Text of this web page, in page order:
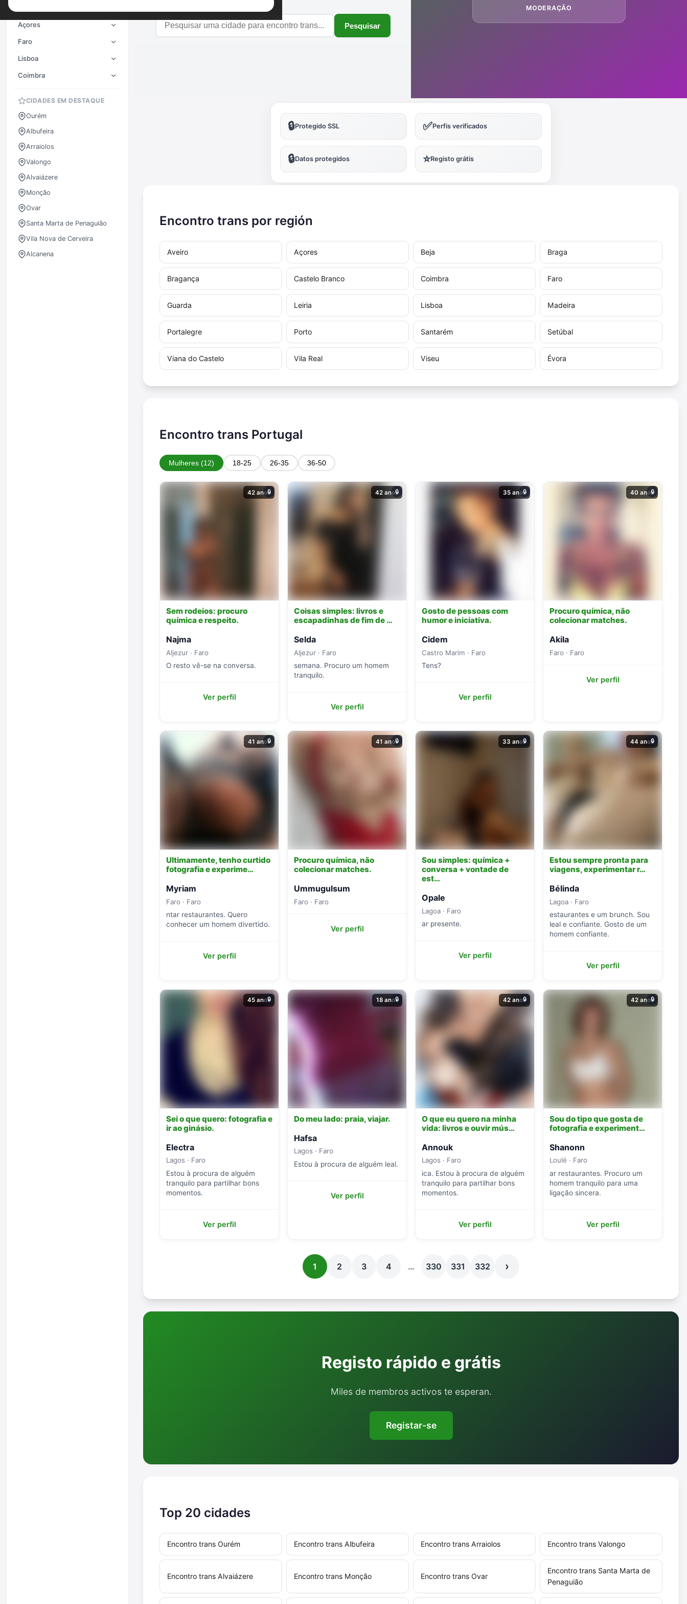
Açores
Faro
Lisboa
Coimbra
CIDADES EM DESTAQUE
Ourém
Albufeira
Arraiolos
Valongo
Alvaiázere
Monção
Ovar
Santa Marta de Penaguião
Vila Nova de Cerveira
Alcanena
Pesquisar
MODERAÇÃO
🔒Protegido SSL ✅Perfis verificados
🔒Datos protegidos ⭐Registo grátis
Encontro trans por región
Aveiro Açores Beja Braga
Bragança Castelo Branco Coimbra Faro
Guarda Leiria Lisboa Madeira
Portalegre Porto Santarém Setúbal
Viana do Castelo Vila Real Viseu Évora
Encontro trans Portugal
Mulheres (12) 18-25 26-35 36-50
42 anos
🔒
Sem rodeios: procuro
química e respeito.
Najma
Aljezur · Faro
O resto vê-se na conversa.
Ver perfil
42 anos
🔒
Coisas simples: livros e
escapadinhas de fim de …
Selda
Aljezur · Faro
semana. Procuro um homem
tranquilo.
Ver perfil
35 anos
🔒
Gosto de pessoas com
humor e iniciativa.
Cidem
Castro Marim · Faro
Tens?
Ver perfil
40 anos
🔒
Procuro química, não
colecionar matches.
Akila
Faro · Faro
Ver perfil
41 anos
🔒
Ultimamente, tenho curtido
fotografia e experime…
Myriam
Faro · Faro
ntar restaurantes. Quero
conhecer um homem divertido.
Ver perfil
41 anos
🔒
Procuro química, não
colecionar matches.
Ummugulsum
Faro · Faro
Ver perfil
33 anos
🔒
Sou simples: química +
conversa + vontade de
est…
Opale
Lagoa · Faro
ar presente.
Ver perfil
44 anos
🔒
Estou sempre pronta para
viagens, experimentar r…
Bélinda
Lagoa · Faro
estaurantes e um brunch. Sou
leal e confiante. Gosto de um
homem confiante.
Ver perfil
45 anos
🔒
Sei o que quero: fotografia e
ir ao ginásio.
Electra
Lagos · Faro
Estou à procura de alguém
tranquilo para partilhar bons
momentos.
Ver perfil
18 anos
🔒
Do meu lado: praia, viajar.
Hafsa
Lagos · Faro
Estou à procura de alguém leal.
Ver perfil
42 anos
🔒
O que eu quero na minha
vida: livros e ouvir mús…
Annouk
Lagos · Faro
ica. Estou à procura de alguém
tranquilo para partilhar bons
momentos.
Ver perfil
42 anos
🔒
Sou do tipo que gosta de
fotografia e experiment…
Shanonn
Loulé · Faro
ar restaurantes. Procuro um
homem tranquilo para uma
ligação sincera.
Ver perfil
1 2 3 4 … 330 331 332 ›
Registo rápido e grátis
Miles de membros activos te esperan.
Registar-se
Top 20 cidades
Encontro trans Ourém Encontro trans Albufeira Encontro trans Arraiolos Encontro trans Valongo
Encontro trans Alvaiázere Encontro trans Monção Encontro trans Ovar
Encontro trans Santa Marta de
Penaguião